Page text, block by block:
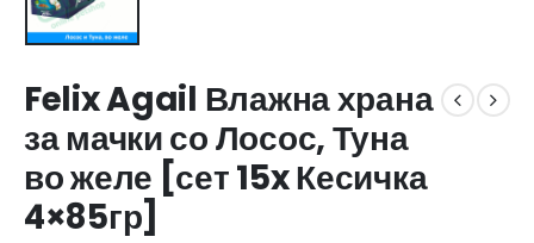
Felix Agail Влажна храна
за мачки со Лосос, Туна
во желе [сет 15x Кесичка
4×85гр]